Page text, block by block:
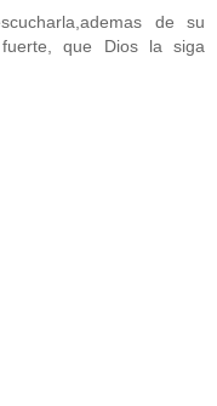
de su
que Dios la siga